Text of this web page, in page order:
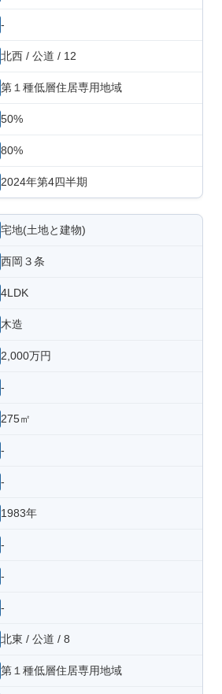
-
北西 / 公道 / 12
第１種低層住居専用地域
50%
80%
2024年第4四半期
宅地(土地と建物)
西岡３条
4LDK
木造
2,000万円
-
275㎡
-
-
1983年
-
-
-
北東 / 公道 / 8
第１種低層住居専用地域